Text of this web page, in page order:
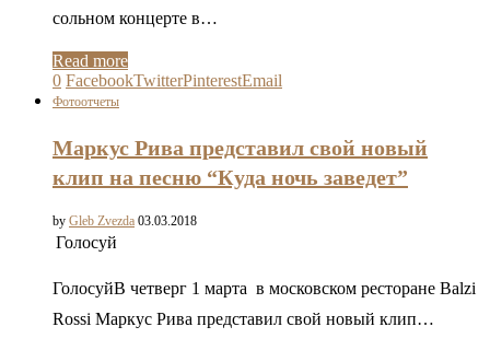
сольном концерте в…
Read more
0 FacebookTwitterPinterestEmail
Фотоотчеты
Маркус Рива представил свой новый
клип на песню “Куда ночь заведет”
by Gleb Zvezda 03.03.2018
Голосуй
ГолосуйВ четверг 1 марта в московском ресторане Balzi
Rossi Маркус Рива представил свой новый клип…